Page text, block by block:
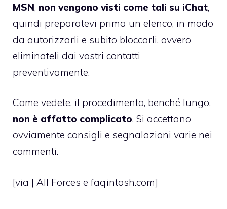
MSN, non vengono visti come tali su iChat,
quindi preparatevi prima un elenco, in modo
da autorizzarli e subito bloccarli, ovvero
eliminateli dai vostri contatti
preventivamente.
Come vedete, il procedimento, benché lungo,
non è affatto complicato. Si accettano
ovviamente consigli e segnalazioni varie nei
commenti.
[via | All Forces e faqintosh.com]